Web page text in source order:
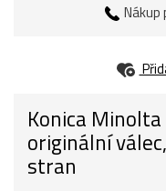
Konica
originální
stran